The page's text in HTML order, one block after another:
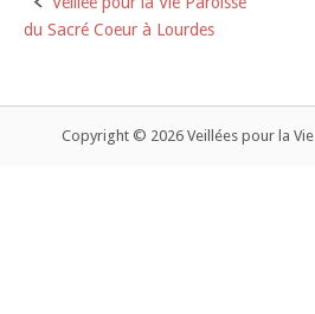
Post
du Sacré Coeur à Lourdes
Copyright © 2026 Veillées pour la Vie